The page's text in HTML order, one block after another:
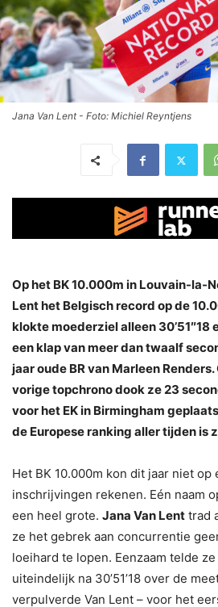
Jana Van Lent - Foto: Michiel Reyntjens
Op het BK 10.000m in Louvain-la-
Lent het Belgisch record op de
klokte moederziel alleen 30’51″18
een klap van meer dan twaalf
jaar oude BR van Marleen
vorige topchrono dook ze 23
voor het EK in Birmingham
de Europese ranking aller tijden is
Het BK 10.000m kon dit jaar niet op
inschrijvingen rekenen. Eén naam
een heel grote. Jana Van Lent trad
ze het gebrek aan concurrentie
loeihard te lopen. Eenzaam telde
uiteindelijk na 30’51’18 over de
verpulverde Van Lent – voor het